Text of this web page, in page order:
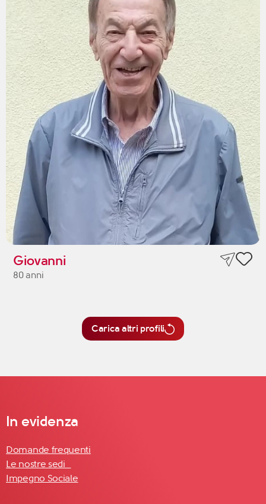
Giovanni
80 anni
Carica altri profili
In evidenza
Domande frequenti
Le nostre sedi
Impegno Sociale